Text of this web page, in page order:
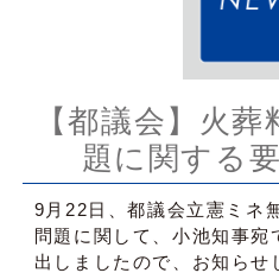
【都議会】火
題に関する
9月22日、都議会立憲ミネ
問題に関して、小池知事宛
出しましたので、お知らせ